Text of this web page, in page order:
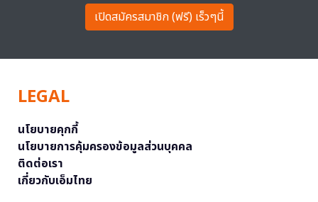
เปิดสมัครสมาชิก (ฟรี) เร็วๆนี้
LEGAL
นโยบายคุกกี้
นโยบายการคุ้มครองข้อมูลส่วนบุคคล
ติดต่อเรา
เกี่ยวกับเอ็มไทย